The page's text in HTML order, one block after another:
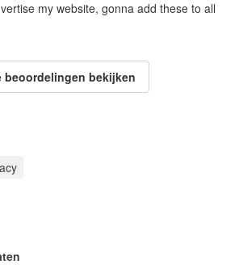
my website, gonna add these to all
beoordelingen bekijken